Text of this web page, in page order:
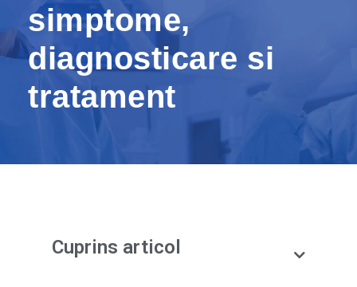
simptome,
diagnosticare si
tratament
Cuprins articol